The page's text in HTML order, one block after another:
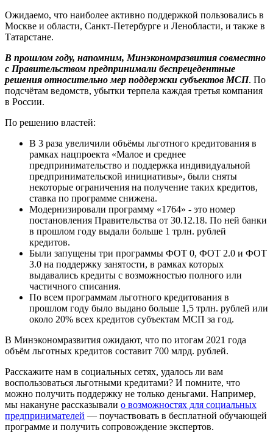
Ожидаемо, что наиболее активно поддержкой пользовались в
Москве и области, Санкт-Петербурге и Ленобласти, и также в
Татарстане.
В прошлом году, напомним, Минэкономразвития совместно
с Правительством предпринимали беспрецедентные
решения относительно мер поддержки субъектов МСП. По
подсчётам ведомств, убытки терпела каждая третья компания
в России.
По решению властей:
В 3 раза увеличили объёмы льготного кредитования в
рамках нацпроекта «Малое и среднее
предпринимательство и поддержка индивидуальной
предпринимательской инициативы», были сняты
некоторые ограничения на получение таких кредитов,
ставка по программе снижена.
Модернизировали программу «1764» - это номер
постановления Правительства от 30.12.18. По ней банки
в прошлом году выдали больше 1 трлн. рублей
кредитов.
Были запущены три программы ФОТ 0, ФОТ 2.0 и ФОТ
3.0 на поддержку занятости, в рамках которых
выдавались кредиты с возможностью полного или
частичного списания.
По всем программам льготного кредитования в
прошлом году было выдано больше 1,5 трлн. рублей или
около 20% всех кредитов субъектам МСП за год.
В Минэкономразвития ожидают, что по итогам 2021 года
объём льготных кредитов составит 700 млрд. рублей.
Расскажите нам в социальных сетях, удалось ли вам
воспользоваться льготными кредитами? И помните, что
можно получить поддержку не только деньгами. Например,
мы накануне рассказывали о возможностях для социальных
предпринимателей — поучаствовать в бесплатной обучающей
программе и получить сопровождение экспертов.